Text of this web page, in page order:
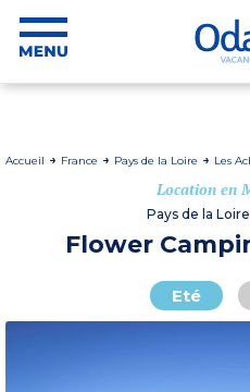
Accueil France Pays de la Loire Les
Location en
Pays de la
Flower
Eté